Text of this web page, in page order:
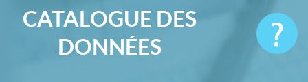
CATALOGUE DES
DONNÉES